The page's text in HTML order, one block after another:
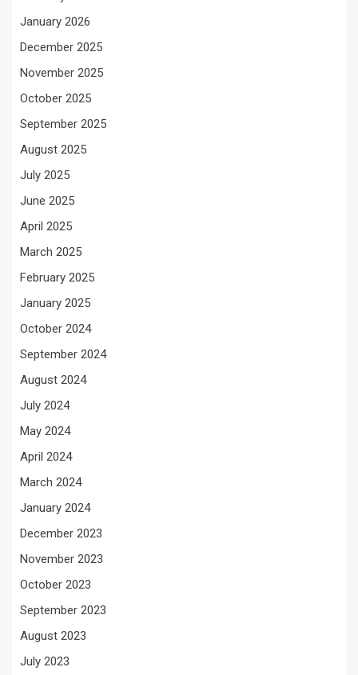
January 2026
December 2025
November 2025
October 2025
September 2025
August 2025
July 2025
June 2025
April 2025
March 2025
February 2025
January 2025
October 2024
September 2024
August 2024
July 2024
May 2024
April 2024
March 2024
January 2024
December 2023
November 2023
October 2023
September 2023
August 2023
July 2023